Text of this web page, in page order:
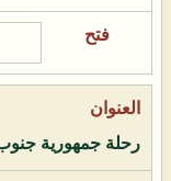
رحلة جمهورية جنوب